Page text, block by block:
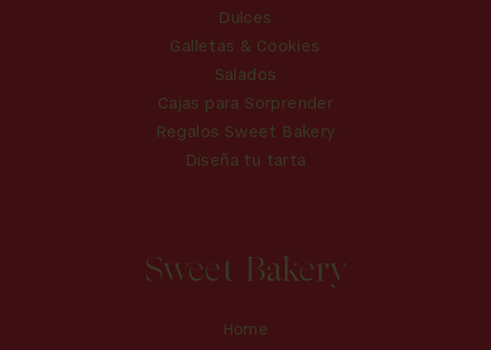
Dulces
Galletas & Cookies
Salados
Cajas para Sorprender
Regalos Sweet Bakery
Diseña tu tarta
Sweet Bakery
Home